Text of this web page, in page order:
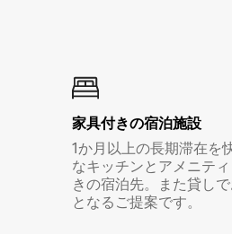
家具付き⁠の宿⁠泊⁠施⁠設
1か月以上の長期滞在を
なキッチンとアメニテ
きの宿泊先。また貸し
となるご提案です。